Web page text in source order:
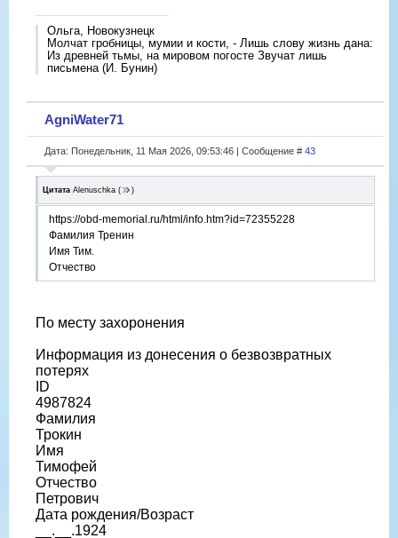
Ольга, Новокузнецк
Молчат гробницы, мумии и кости, - Лишь слову жизнь дана:
Из древней тьмы, на мировом погосте Звучат лишь
письмена (И. Бунин)
AgniWater71
Дата: Понедельник, 11 Мая 2026, 09:53:46 | Сообщение # 43
Цитата Alenuschka ( )
https://obd-memorial.ru/html/info.htm?id=72355228
Фамилия Тренин
Имя Тим.
Отчество
По месту захоронения
Информация из донесения о безвозвратных
потерях
ID
4987824
Фамилия
Трокин
Имя
Тимофей
Отчество
Петрович
Дата рождения/Возраст
__.__.1924